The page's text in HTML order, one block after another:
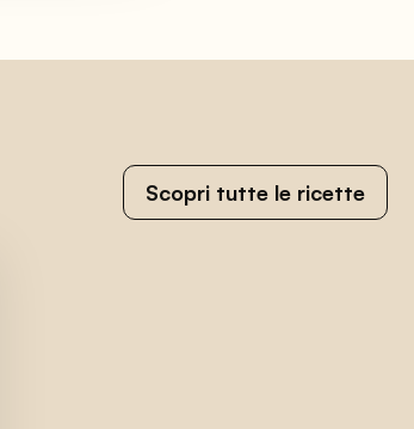
Scopri tutte le ricette